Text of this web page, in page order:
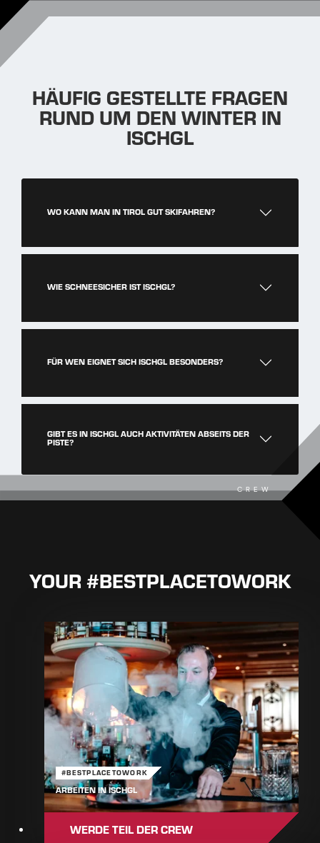
HÄUFIG GESTELLTE FRAGEN
RUND UM DEN WINTER IN
ISCHGL
WO KANN MAN IN TIROL GUT SKIFAHREN?
WIE SCHNEESICHER IST ISCHGL?
FÜR WEN EIGNET SICH ISCHGL BESONDERS?
GIBT ES IN ISCHGL AUCH AKTIVITÄTEN ABSEITS DER
PISTE?
CREW
YOUR #BESTPLACETOWORK
#BESTPLACETOWORK
ARBEITEN IN ISCHGL
WERDE TEIL DER CREW